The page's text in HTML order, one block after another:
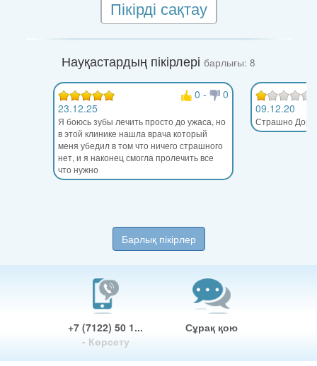
Пікірді сақтау
Науқастардың пікірлері барлығы: 8
0 -
0
23.12.25
Я боюсь зубы лечить просто до ужаса, но
в этой клинике нашла врача который
меня убедил в том что ничего страшного
нет, и я наконец смогла пролечить все
что нужно
09.12.20
Страшно
Барлық пікірлер
+7 (7122) 50 1...
- Көрсету
Сұрақ қою